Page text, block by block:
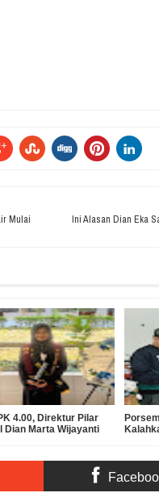
Mulai
Ini Alasan Dian Eka
4.00, Direktur Pilar
Dian Marta Wijayanti